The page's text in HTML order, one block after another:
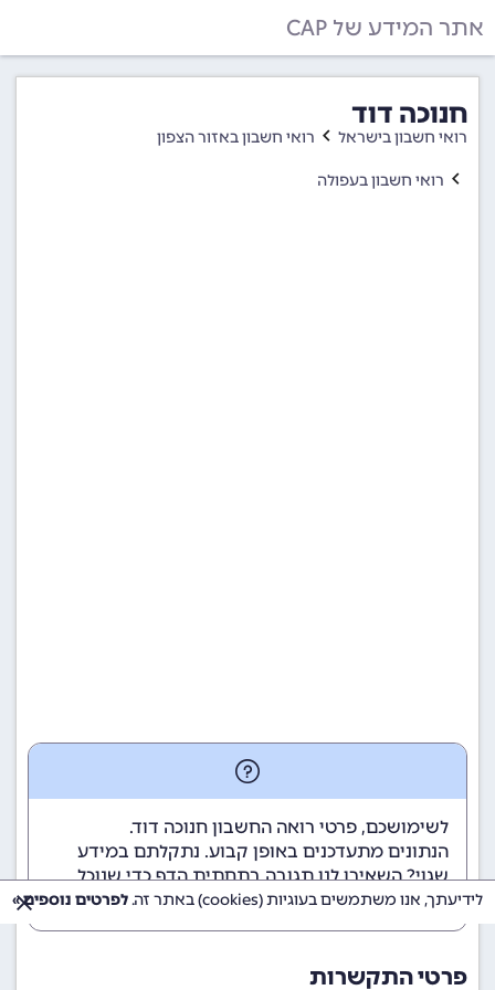
אתר המידע של CAP
חנוכה דוד
רואי חשבון בישראל רואי חשבון באזור הצפון
רואי חשבון בעפולה
לשימושכם, פרטי רואה החשבון חנוכה דוד.
הנתונים מתעדכנים באופן קבוע. נתקלתם במידע
שגוי? השאירו לנו תגובה בתחתית הדף כדי שנוכל
לטפל בבעיה בהקדם.
פרטי התקשרות
לידיעתך, אנו משתמשים בעוגיות (cookies) באתר זה. לפרטים נוספים »